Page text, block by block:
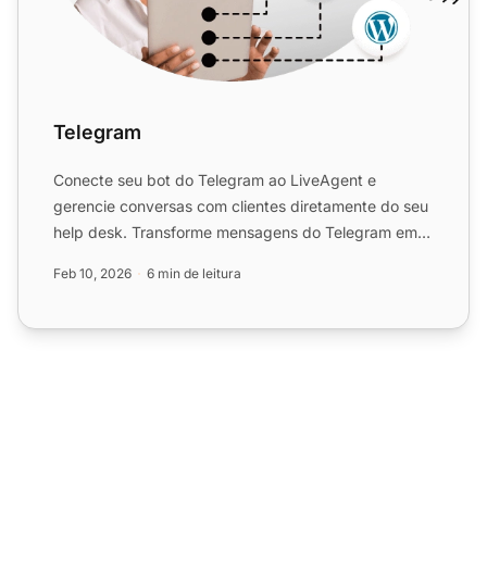
Telegram
Conecte seu bot do Telegram ao LiveAgent e
gerencie conversas com clientes diretamente do seu
help desk. Transforme mensagens do Telegram em
Feb 10, 2026 6 min de leitura